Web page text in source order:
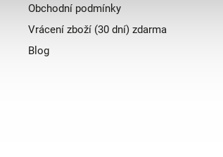
Obchodní podmínky
Vrácení zboží (30 dní) zdarma
Blog